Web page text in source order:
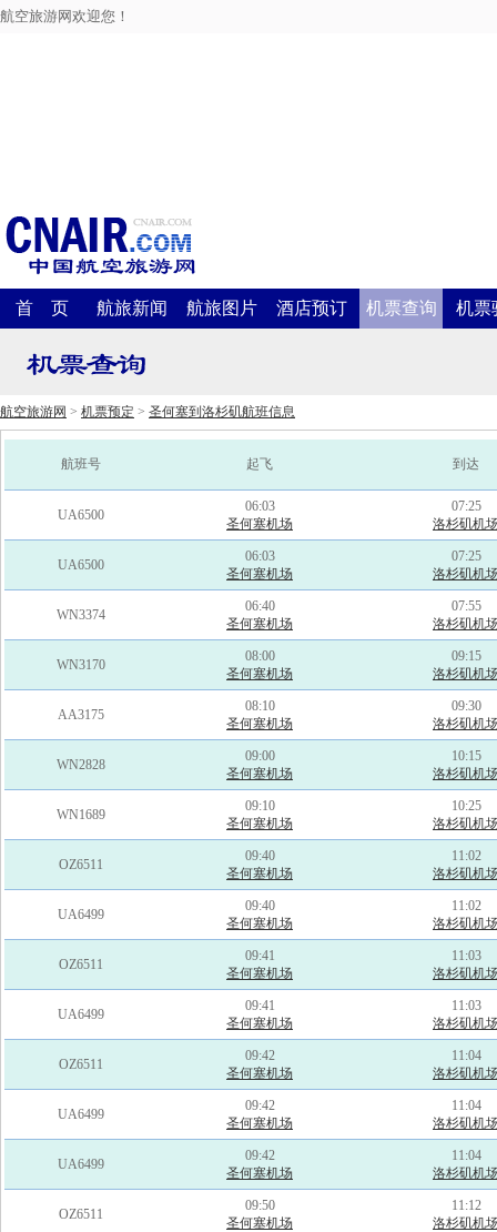
航空旅游网欢迎您！
首 页 航旅新闻 航旅图片 酒店预订 机票查询 机票
航空旅游网 > 机票预定 > 圣何塞到洛杉矶航班信息
航班号 起飞 到达
UA6500
06:03
圣何塞机场
07:25
洛杉矶机
UA6500
06:03
圣何塞机场
07:25
洛杉矶机
WN3374
06:40
圣何塞机场
07:55
洛杉矶机
WN3170
08:00
圣何塞机场
09:15
洛杉矶机
AA3175
08:10
圣何塞机场
09:30
洛杉矶机
WN2828
09:00
圣何塞机场
10:15
洛杉矶机
WN1689
09:10
圣何塞机场
10:25
洛杉矶机
OZ6511
09:40
圣何塞机场
11:02
洛杉矶机
UA6499
09:40
圣何塞机场
11:02
洛杉矶机
OZ6511
09:41
圣何塞机场
11:03
洛杉矶机
UA6499
09:41
圣何塞机场
11:03
洛杉矶机
OZ6511
09:42
圣何塞机场
11:04
洛杉矶机
UA6499
09:42
圣何塞机场
11:04
洛杉矶机
UA6499
09:42
圣何塞机场
11:04
洛杉矶机
OZ6511
09:50
圣何塞机场
11:12
洛杉矶机